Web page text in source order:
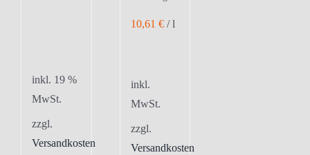
inkl. 19 %
MwSt.
zzgl.
Versandkosten
10,61 €/l
inkl.
MwSt.
zzgl.
Versandkosten